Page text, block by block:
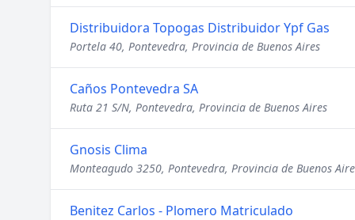
Distribuidora Topogas Distribuidor Ypf Gas
Portela 40, Pontevedra, Provincia de Buenos Aires
Caños Pontevedra SA
Ruta 21 S/N, Pontevedra, Provincia de Buenos Aires
Gnosis Clima
Monteagudo 3250, Pontevedra, Provincia de Buenos
Benitez Carlos - Plomero Matriculado